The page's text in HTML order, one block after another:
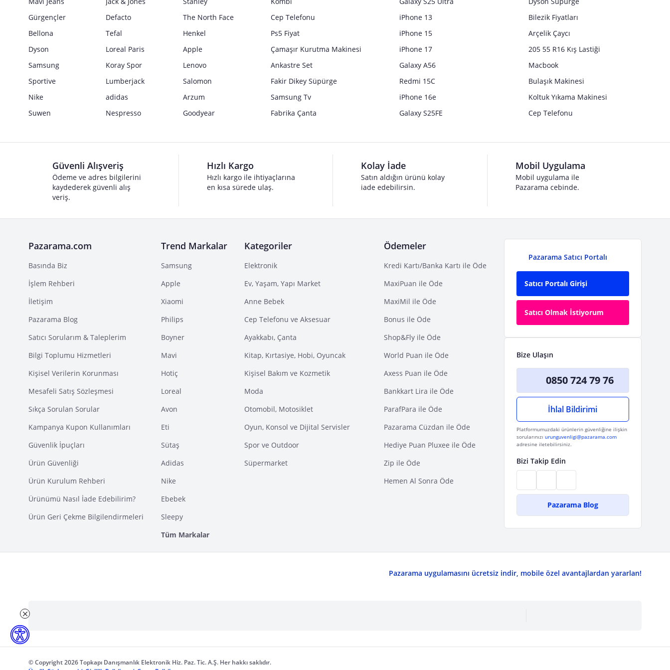
Gürgençler
Defacto
The North Face
Bellona
Tefal
Henkel
Dyson
Loreal Paris
Apple
Samsung
Koray Spor
Lenovo
Sportive
Lumberjack
Salomon
Nike
adidas
Arzum
Suwen
Nespresso Goodyear
Cep Telefonu
Ps5 Fiyat
Çamaşır Kurutma Makinesi
Ankastre Set
Fakir Dikey Süpürge
Samsung Tv
Fabrika Çanta
iPhone 13
iPhone 15
iPhone 17
Galaxy A56
Redmi 15C
iPhone 16e
Galaxy S25FE
Bilezik Fiyatları
Arçelik Çaycı
205 55 R16 Kış Lastiği
Macbook
Bulaşık Makinesi
Koltuk Yıkama Makinesi
Cep Telefonu
Güvenli Alışveriş
Ödeme ve adres bilgilerini
kaydederek güvenli alış
veriş.
Hızlı Kargo
Hızlı kargo ile ihtiyaçlarına
en kısa sürede ulaş.
Kolay İade
Satın aldığın ürünü kolay
iade edebilirsin.
Mobil Uygulama
Mobil uygulama ile
Pazarama cebinde.
Pazarama.com
Basında Biz
İşlem Rehberi
İletişim
Pazarama Blog
Satıcı Sorularım & Taleplerim
Bilgi Toplumu Hizmetleri
Kişisel Verilerin Korunması
Mesafeli Satış Sözleşmesi
Sıkça Sorulan Sorular
Kampanya Kupon Kullanımları
Güvenlik İpuçları
Ürün Güvenliği
Ürün Kurulum Rehberi
Ürünümü Nasıl İade Edebilirim?
Ürün Geri Çekme Bilgilendirmeleri
Trend Markalar
Samsung
Apple
Xiaomi
Philips
Boyner
Mavi
Hotiç
Loreal
Avon
Eti
Sütaş
Adidas
Nike
Ebebek
Sleepy
Tüm Markalar
Kategoriler
Elektronik
Ev, Yaşam, Yapı Market
Anne Bebek
Cep Telefonu ve Aksesuar
Ayakkabı, Çanta
Kitap, Kırtasiye, Hobi, Oyuncak
Kişisel Bakım ve Kozmetik
Moda
Otomobil, Motosiklet
Oyun, Konsol ve Dijital Servisler
Spor ve Outdoor
Süpermarket
Ödemeler
Kredi Kartı/Banka Kartı ile Öde
MaxiPuan ile Öde
MaxiMil ile Öde
Bonus ile Öde
Shop&Fly ile Öde
World Puan ile Öde
Axess Puan ile Öde
Bankkart Lira ile Öde
ParafPara ile Öde
Pazarama Cüzdan ile Öde
Hediye Puan Pluxee ile Öde
Zip ile Öde
Hemen Al Sonra Öde
Pazarama Satıcı Portalı
Satıcı Portalı Girişi
Satıcı Olmak İstiyorum
Bize Ulaşın
0850 724 79 76
İhlal Bildirimi
Platformumuzdaki ürünlerin güvenliğine ilişkin
sorularınızı urunguvenligi@pazarama.com
adresine iletebilirsiniz.
Bizi Takip Edin
Pazarama Blog
Pazarama uygulamasını ücretsiz indir, mobile özel avantajlardan yararlan!
© Copyright 2026 Topkapı Danışmanlık Elektronik Hiz. Paz. Tic. A.Ş. Her hakkı saklıdır.